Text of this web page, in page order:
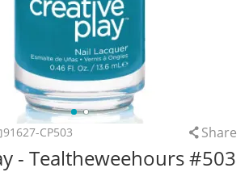
91627-CP503 Share
- Tealtheweehours #503